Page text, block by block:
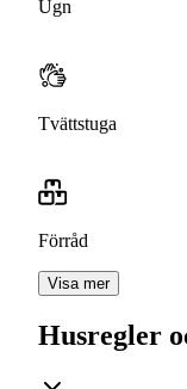
Ugn
Tvättstuga
Förråd
Visa mer
Husregler